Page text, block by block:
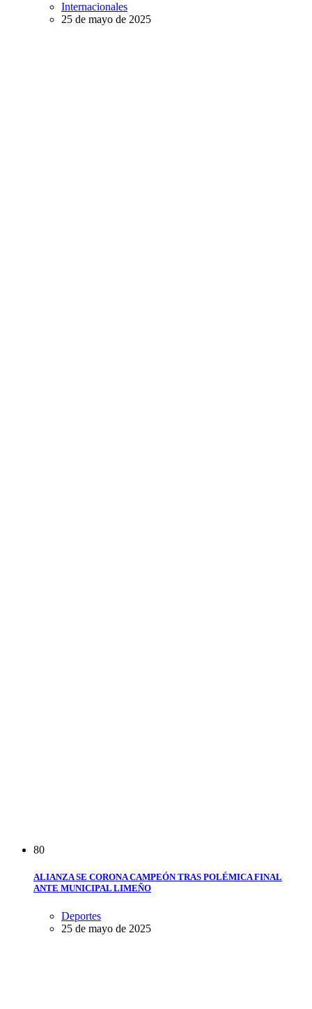
Internacionales
25 de mayo de 2025
80
ALIANZA SE CORONA CAMPEÓN TRAS POLÉMICA FINAL
ANTE MUNICIPAL LIMEÑO
Deportes
25 de mayo de 2025